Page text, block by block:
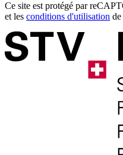
Ce site est protégé par
et les conditions d'utilisation